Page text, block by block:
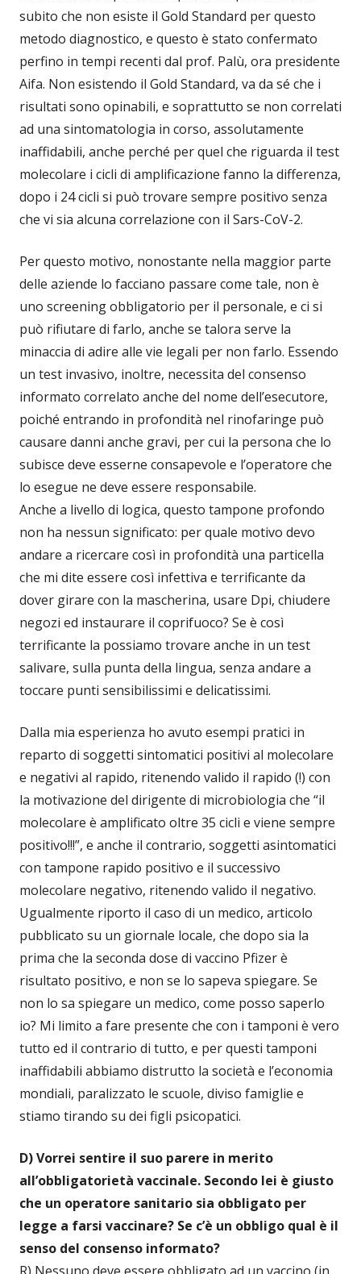
subito che non esiste il Gold Standard per questo
metodo diagnostico, e questo è stato confermato
perfino in tempi recenti dal prof. Palù, ora presidente
Aifa. Non esistendo il Gold Standard, va da sé che i
risultati sono opinabili, e soprattutto se non correlati
ad una sintomatologia in corso, assolutamente
inaffidabili, anche perché per quel che riguarda il test
molecolare i cicli di amplificazione fanno la differenza,
dopo i 24 cicli si può trovare sempre positivo senza
che vi sia alcuna correlazione con il Sars-CoV-2.
Per questo motivo, nonostante nella maggior parte
delle aziende lo facciano passare come tale, non è
uno screening obbligatorio per il personale, e ci si
può rifiutare di farlo, anche se talora serve la
minaccia di adire alle vie legali per non farlo. Essendo
un test invasivo, inoltre, necessita del consenso
informato correlato anche del nome dell’esecutore,
poiché entrando in profondità nel rinofaringe può
causare danni anche gravi, per cui la persona che lo
subisce deve esserne consapevole e l’operatore che
lo esegue ne deve essere responsabile.
Anche a livello di logica, questo tampone profondo
non ha nessun significato: per quale motivo devo
andare a ricercare così in profondità una particella
che mi dite essere così infettiva e terrificante da
dover girare con la mascherina, usare Dpi, chiudere
negozi ed instaurare il coprifuoco? Se è così
terrificante la possiamo trovare anche in un test
salivare, sulla punta della lingua, senza andare a
toccare punti sensibilissimi e delicatissimi.
Dalla mia esperienza ho avuto esempi pratici in
reparto di soggetti sintomatici positivi al molecolare
e negativi al rapido, ritenendo valido il rapido (!) con
la motivazione del dirigente di microbiologia che “il
molecolare è amplificato oltre 35 cicli e viene sempre
positivo!!!”, e anche il contrario, soggetti asintomatici
con tampone rapido positivo e il successivo
molecolare negativo, ritenendo valido il negativo.
Ugualmente riporto il caso di un medico, articolo
pubblicato su un giornale locale, che dopo sia la
prima che la seconda dose di vaccino Pfizer è
risultato positivo, e non se lo sapeva spiegare. Se
non lo sa spiegare un medico, come posso saperlo
io? Mi limito a fare presente che con i tamponi è vero
tutto ed il contrario di tutto, e per questi tamponi
inaffidabili abbiamo distrutto la società e l’economia
mondiali, paralizzato le scuole, diviso famiglie e
stiamo tirando su dei figli psicopatici.
D) Vorrei sentire il suo parere in merito
all’obbligatorietà vaccinale. Secondo lei è giusto
che un operatore sanitario sia obbligato per
legge a farsi vaccinare? Se c’è un obbligo qual è il
senso del consenso informato?